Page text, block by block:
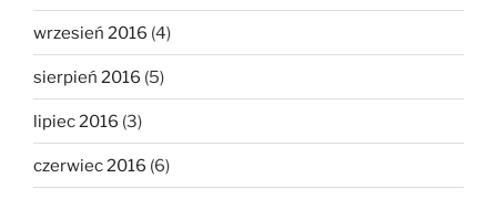
wrzesień 2016 (4)
sierpień 2016 (5)
lipiec 2016 (3)
czerwiec 2016 (6)